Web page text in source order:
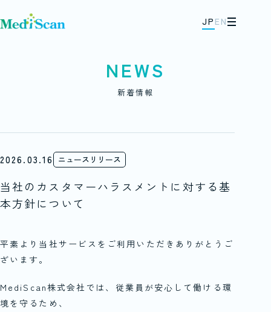
JP EN
メニュー
NEWS
新着情報
2026.03.16 ニュースリリース
当社のカスタマーハラスメントに対する基
本方針について
平素より当社サービスをご利用いただきありがとうご
ざいます。
MediScan株式会社では、従業員が安心して働ける環
境を守るため、